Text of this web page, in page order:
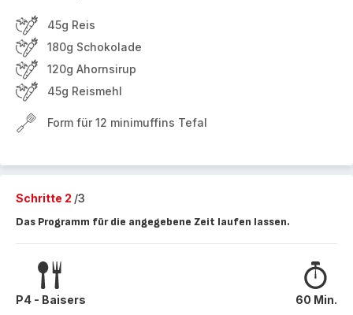
45g Reis
180g Schokolade
120g Ahornsirup
45g Reismehl
Form für 12 minimuffins Tefal
Schritte 2 /3
Das Programm für die angegebene Zeit laufen lassen.
P4 - Baisers 60 Min.